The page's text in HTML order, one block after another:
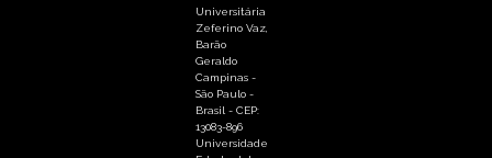
Universitária
Zeferino Vaz,
Barão
Geraldo
Campinas -
São Paulo -
Brasil - CEP:
13083-896
Universidade